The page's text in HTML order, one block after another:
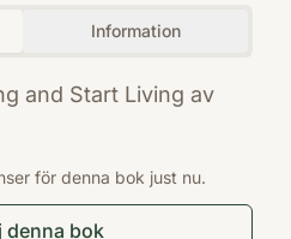
Information
and Start Living av
för denna bok just nu.
denna bok